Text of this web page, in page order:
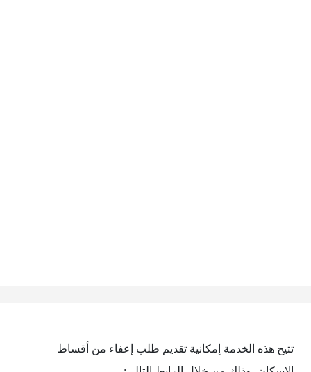
تتيح هذه الخدمة إمكانية تقديم طلب إعفاء من أقساط